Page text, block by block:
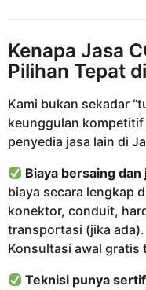
Kenapa Jasa
Pilihan Tepat
Kami bukan sekadar
keunggulan
penyedia jasa lain di
Biaya bersaing dan
biaya secara lengkap
konektor, conduit,
transportasi (jika
Konsultasi awal gratis
Teknisi punya